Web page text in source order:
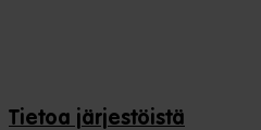
Tietoa järjestöistä